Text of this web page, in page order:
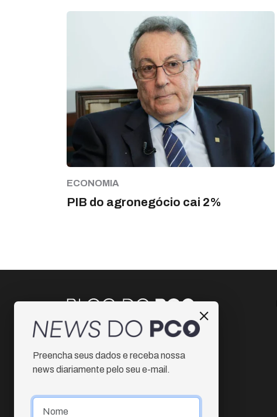
ECONOMIA
PIB do agronegócio cai 2%
Instagram
Facebook
Preencha seus dados e receba nossa
news diariamente pelo seu e-mail.